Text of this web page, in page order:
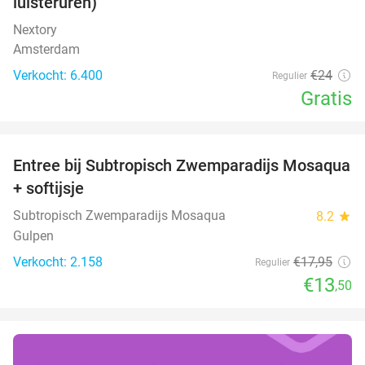
Nextory
Amsterdam
Verkocht: 6.400
Regulier €24
Gratis
25%
Entree bij Subtropisch Zwemparadijs Mosaqua
+ softijsje
Subtropisch Zwemparadijs Mosaqua 8.2 star
Gulpen
Verkocht: 2.158
Regulier €17,95
€13,50